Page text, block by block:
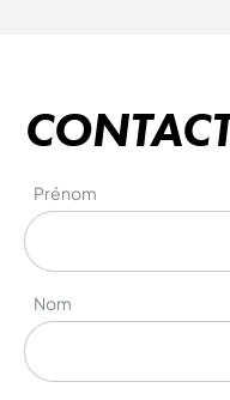
Prénom
Nom